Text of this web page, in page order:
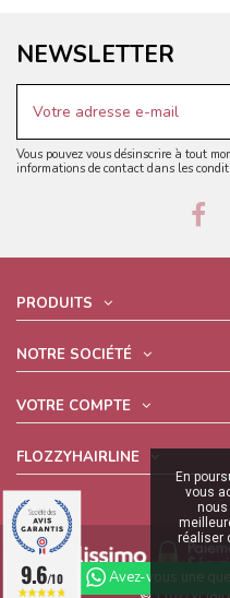
NEWSLETTER
Vous pouvez vous désinscrire à tout
informations de contact dans les
PRODUITS
NOTRE SOCIÉTÉ
VOTRE COMPTE
FLOZZYHAIRLINE
Avez-vous une
En
vous
nous
réaliser
9.6/10